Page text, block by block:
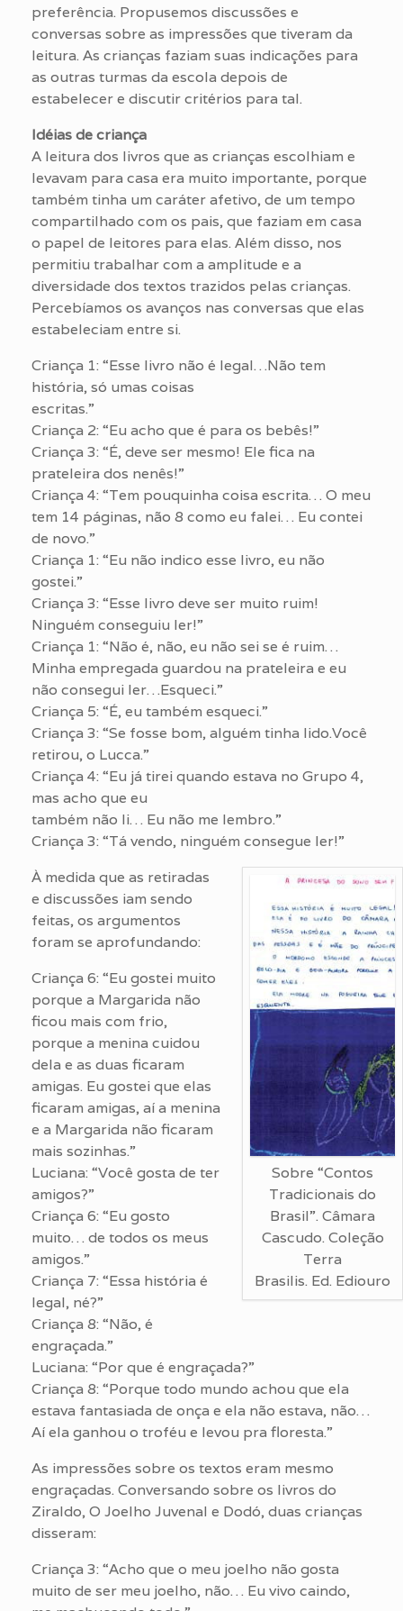
preferência. Propusemos discussões e
conversas sobre as impressões que tiveram da
leitura. As crianças faziam suas indicações para
as outras turmas da escola depois de
estabelecer e discutir critérios para tal.
Idéias de criança
A leitura dos livros que as crianças escolhiam e
levavam para casa era muito importante, porque
também tinha um caráter afetivo, de um tempo
compartilhado com os pais, que faziam em casa
o papel de leitores para elas. Além disso, nos
permitiu trabalhar com a amplitude e a
diversidade dos textos trazidos pelas crianças.
Percebíamos os avanços nas conversas que elas
estabeleciam entre si.
Criança 1: “Esse livro não é legal…Não tem
história, só umas coisas
escritas.”
Criança 2: “Eu acho que é para os bebês!”
Criança 3: “É, deve ser mesmo! Ele fica na
prateleira dos nenês!”
Criança 4: “Tem pouquinha coisa escrita… O meu
tem 14 páginas, não 8 como eu falei… Eu contei
de novo.”
Criança 1: “Eu não indico esse livro, eu não
gostei.”
Criança 3: “Esse livro deve ser muito ruim!
Ninguém conseguiu ler!”
Criança 1: “Não é, não, eu não sei se é ruim…
Minha empregada guardou na prateleira e eu
não consegui ler…Esqueci.”
Criança 5: “É, eu também esqueci.”
Criança 3: “Se fosse bom, alguém tinha lido.Você
retirou, o Lucca.”
Criança 4: “Eu já tirei quando estava no Grupo 4,
mas acho que eu
também não li… Eu não me lembro.”
Criança 3: “Tá vendo, ninguém consegue ler!”
Sobre “Contos
Tradicionais do
Brasil”. Câmara
Cascudo. Coleção
Terra
Brasilis. Ed. Ediouro
À medida que as retiradas
e discussões iam sendo
feitas, os argumentos
foram se aprofundando:
Criança 6: “Eu gostei muito
porque a Margarida não
ficou mais com frio,
porque a menina cuidou
dela e as duas ficaram
amigas. Eu gostei que elas
ficaram amigas, aí a menina
e a Margarida não ficaram
mais sozinhas.”
Luciana: “Você gosta de ter
amigos?”
Criança 6: “Eu gosto
muito… de todos os meus
amigos.”
Criança 7: “Essa história é
legal, né?”
Criança 8: “Não, é
engraçada.”
Luciana: “Por que é engraçada?”
Criança 8: “Porque todo mundo achou que ela
estava fantasiada de onça e ela não estava, não…
Aí ela ganhou o troféu e levou pra floresta.”
As impressões sobre os textos eram mesmo
engraçadas. Conversando sobre os livros do
Ziraldo, O Joelho Juvenal e Dodó, duas crianças
disseram:
Criança 3: “Acho que o meu joelho não gosta
muito de ser meu joelho, não… Eu vivo caindo,